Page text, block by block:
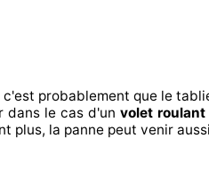
probablement que le
dans le cas d'unvolet
plus, la panne peut venir